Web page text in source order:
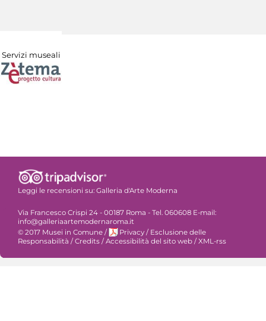
Servizi museali
Leggi le recensioni su: Galleria d'Arte Moderna
Via Francesco Crispi 24 - 00187 Roma - Tel. 060608 E-mail:
info@galleriaartemodernaroma.it
© 2017 Musei in Comune / Privacy / Esclusione delle
Responsabilità / Credits / Accessibilità del sito web / XML-rss